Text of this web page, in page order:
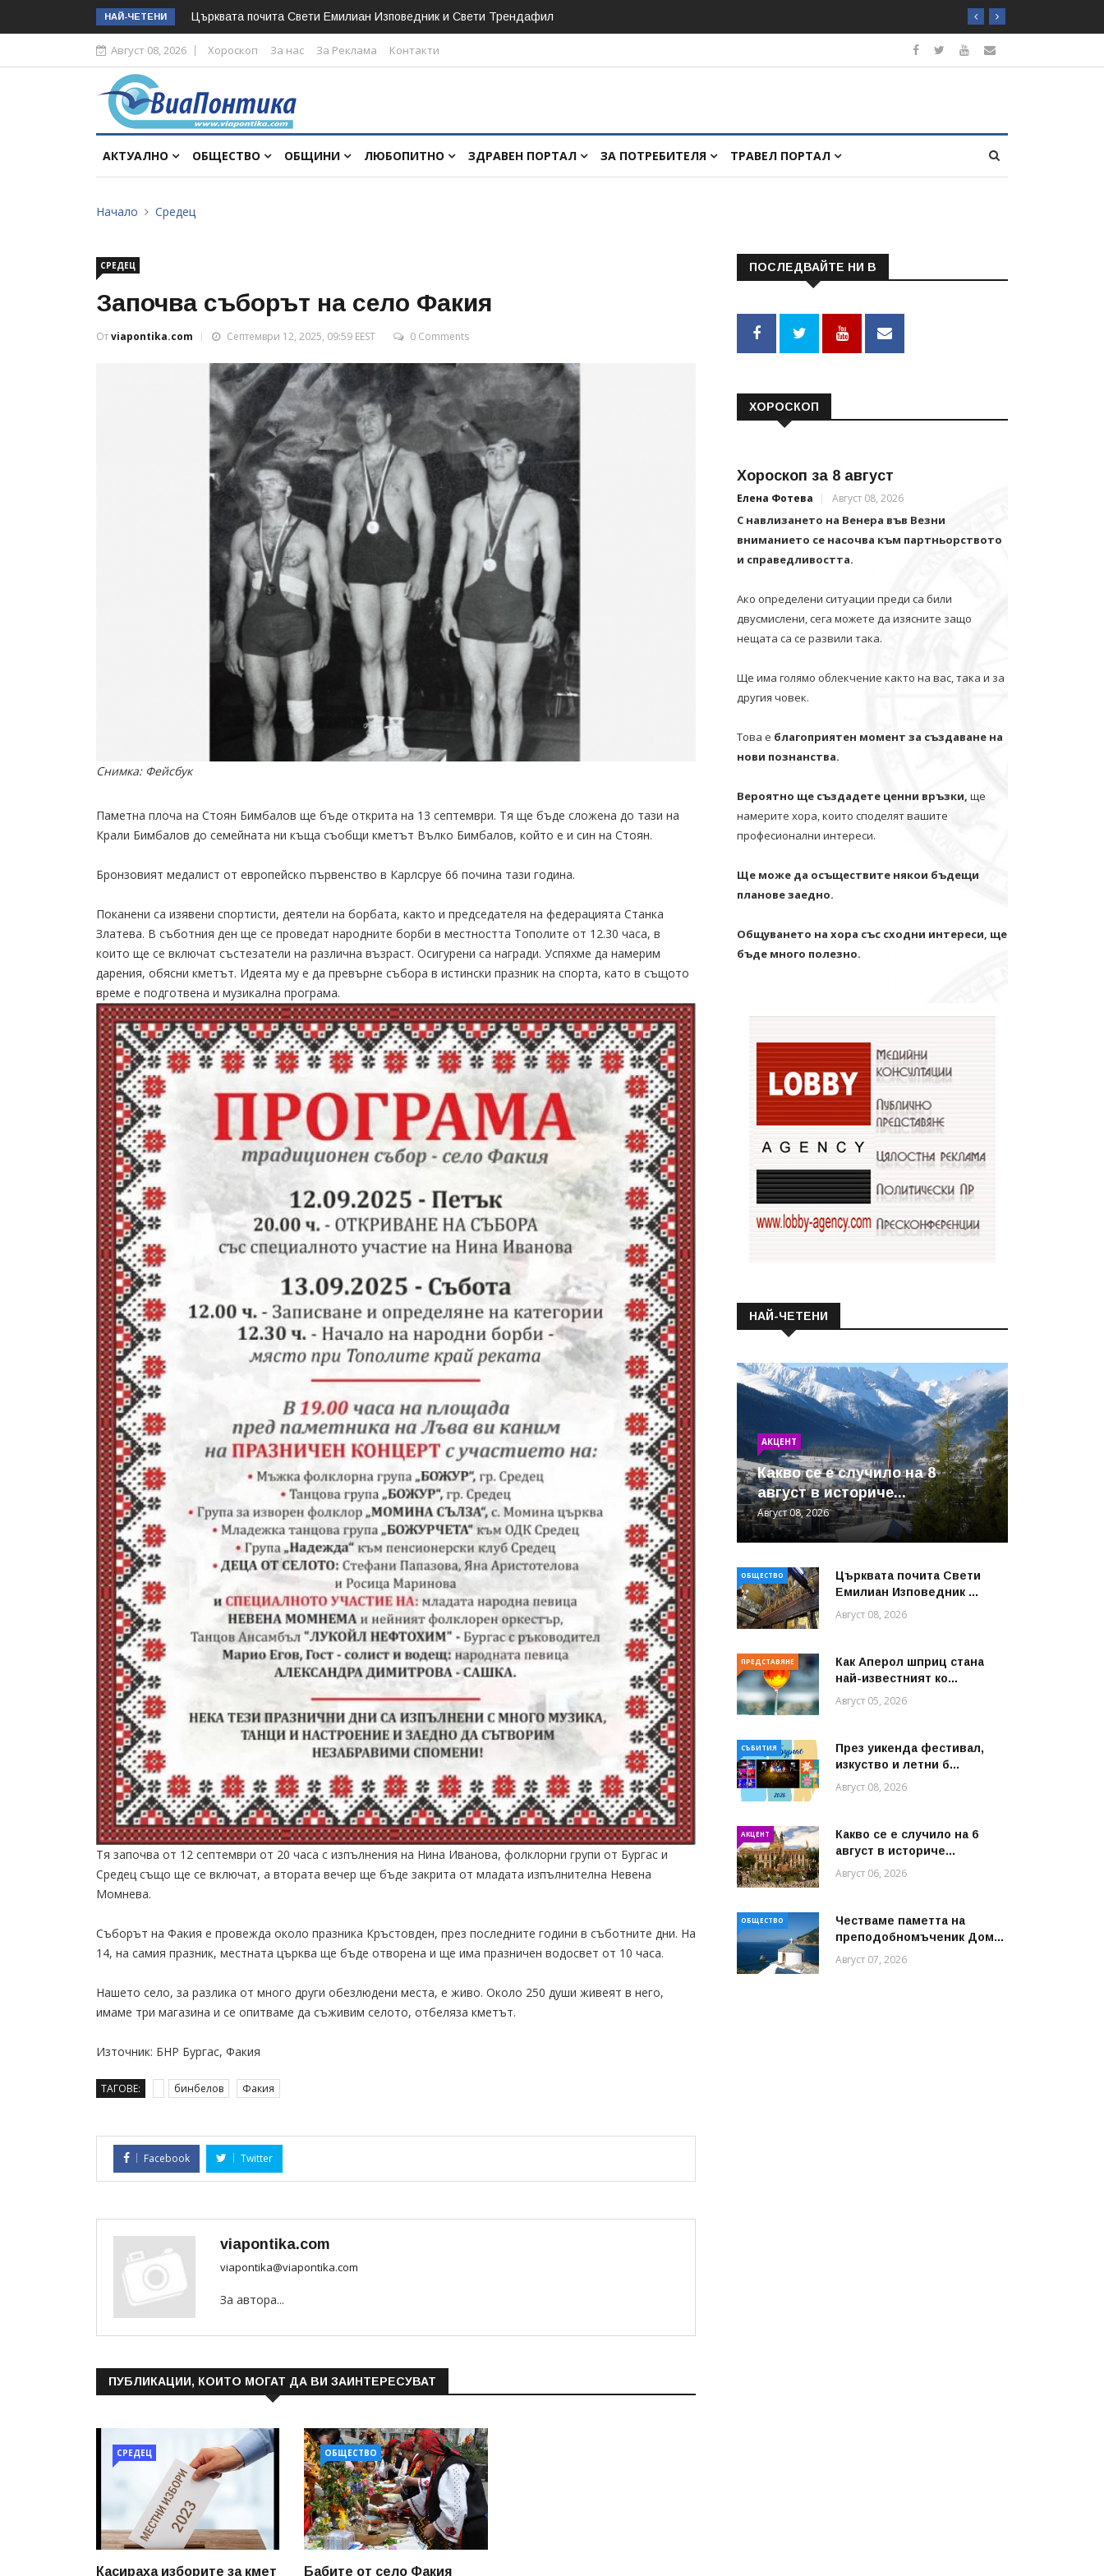
НАЙ-ЧЕТЕНИ Църквата почита Свeти Емилиан Изповедник и Свети Трендафил
Август 08, 2026 Хороскоп За нас За Реклама Контакти
АКТУАЛНО ОБЩЕСТВО ОБЩИНИ ЛЮБОПИТНО ЗДРАВЕН ПОРТАЛ ЗА ПОТРЕБИТЕЛЯ ТРАВЕЛ ПОРТАЛ
Начало Средец
СРЕДЕЦ
Започва съборът на село Факия
Отviapontika.com Септември 12, 2025, 09:59 EEST 0 Comments
Снимка: Фейсбук
Паметна плоча на Стоян Бимбалов ще бъде открита на 13 септември. Тя ще бъде сложена до тази на
Крали Бимбалов до семейната ни къща съобщи кметът Вълко Бимбалов, който е и син на Стоян.
Бронзовият медалист от европейско първенство в Карлсруе 66 почина тази година.
Поканени са изявени спортисти, деятели на борбата, както и председателя на федерацията Станка
Златева. В съботния ден ще се проведат народните борби в местността Тополите от 12.30 часа, в
които ще се включат състезатели на различна възраст. Осигурени са награди. Успяхме да намерим
дарения, обясни кметът. Идеята му е да превърне събора в истински празник на спорта, като в същото
време е подготвена и музикална програма.
Тя започва от 12 септември от 20 часа с изпълнения на Нина Иванова, фолклорни групи от Бургас и
Средец също ще се включат, а втората вечер ще бъде закрита от младата изпълнителна Невена
Момнева.
Съборът на Факия е провежда около празника Кръстовден, през последните години в съботните дни. На
14, на самия празник, местната църква ще бъде отворена и ще има празничен водосвет от 10 часа.
Нашето село, за разлика от много други обезлюдени места, е живо. Около 250 души живеят в него,
имаме три магазина и се опитваме да съживим селото, отбеляза кметът.
Източник: БНР Бургас, Факия
ТАГОВЕ: бинбелов Факия
Facebook Twitter
viapontika.com
viapontika@viapontika.com
За автора...
ПУБЛИКАЦИИ, КОИТО МОГАТ ДА ВИ ЗАИНТЕРЕСУВАТ
СРЕДЕЦ
Касираха изборите за кмет
ОБЩЕСТВО
Бабите от село Факия
ПОСЛЕДВАЙТЕ НИ В
ХОРОСКОП
Хороскоп за 8 август
Елена Фотева Август 08, 2026
С навлизането на Венера във Везни
вниманието се насочва към партньорството
и справедливостта.
Ако определени ситуации преди са били
двусмислени, сега можете да изясните защо
нещата са се развили така.
Ще има голямо облекчение както на вас, така и за
другия човек.
Това е благоприятен момент за създаване на
нови познанства.
Вероятно ще създадете ценни връзки, ще
намерите хора, които споделят вашите
професионални интереси.
Ще може да осъществите някои бъдещи
планове заедно.
Общуването на хора със сходни интереси, ще
бъде много полезно.
НАЙ-ЧЕТЕНИ
АКЦЕНТ
Какво се е случило на 8
август в историче...
Август 08, 2026
ОБЩЕСТВО
Църквата почита Свeти
Емилиан Изповедник ...
Август 08, 2026
ПРЕДСТАВЯНЕ
Как Аперол шприц стана
най-известният ко...
Август 05, 2026
СЪБИТИЯ
През уикенда фестивал,
изкуство и летни б...
Август 08, 2026
АКЦЕНТ
Какво се е случило на 6
август в историче...
Август 06, 2026
ОБЩЕСТВО
Честваме паметта на
преподобномъченик Дом...
Август 07, 2026